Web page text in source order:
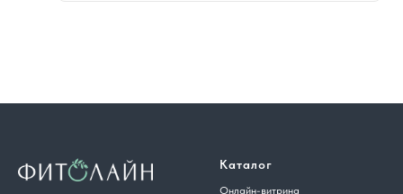
Каталог
Онлайн-витрина